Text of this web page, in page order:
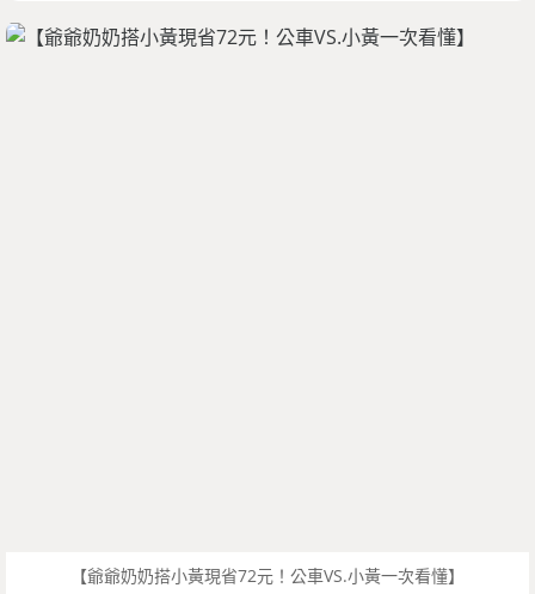
【爺爺奶奶搭小黃現省72元！公車VS.小黃一次看懂】